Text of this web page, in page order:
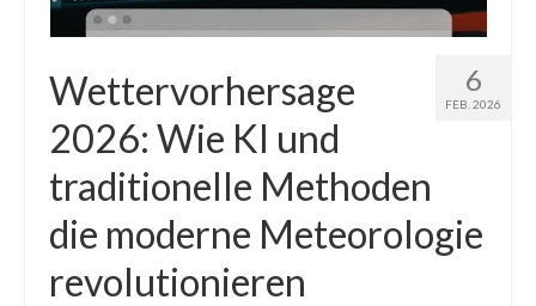
Schneehöhen
Temperaturen in der Arktis und Antarktis
Wetter Arktis Antarktis
Webcams
6
FEB. 2026
Wettervorhersage
2026: Wie KI und
traditionelle Methoden
die moderne Meteorologie
revolutionieren